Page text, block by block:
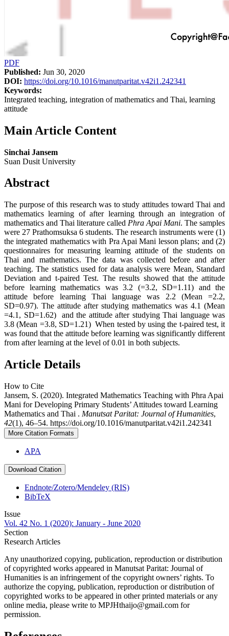
PDF
Published: Jun 30, 2020
DOI: https://doi.org/10.1016/manutparitat.v42i1.242341
Keywords:
Integrated teaching, integration of mathematics and Thai, learning
attitude
Main Article Content
Sinchai Jansem
Suan Dusit University
Abstract
The purpose of this research was to study attitudes toward Thai and
mathematics learning of after learning through an integration of
mathematics and Thai literature called Phra Apai Mani. The samples
were 27 Prathomsuksa 6 students. The research instruments were (1)
the integrated mathematics with Pra Apai Mani lesson plans; and (2)
questionnaires for measuring learning attitude of the students on
Thai and mathematics. The data was collected before and after
teaching. The statistics used for data analysis were Mean, Standard
Deviation and t-paired Test. The results showed that the attitude
before learning mathematics was 3.2 (=3.2, SD=1.11) and the
attitude before learning Thai language was 2.2 (Mean =2.2,
SD=0.97). The attitude after studying mathematics was 4.1 (Mean
=4.1, SD=1.62) and the attitude after studying Thai language was
3.8 (Mean =3.8, SD=1.21) When tested by using the t-paired test, it
was found that the attitude before learning was significantly different
from after learning at the level of 0.01 in both subjects.
Article Details
How to Cite
Jansem, S. (2020). Integrated Mathematics Teaching with Phra Apai
Mani for Developing Primary Students’ Attitudes toward Learning
Mathematics and Thai . Manutsat Paritat: Journal of Humanities,
42(1), 46–54. https://doi.org/10.1016/manutparitat.v42i1.242341
More Citation Formats
APA
Download Citation
Endnote/Zotero/Mendeley (RIS)
BibTeX
Issue
Vol. 42 No. 1 (2020): January - June 2020
Section
Research Articles
Any unauthorized copying, publication, reproduction or distribution
of copyrighted works appeared in Manutsat Paritat: Journal of
Humanities is an infringement of the copyright owners’ rights. To
authorize the copying, publication, reproduction or distribution of
copyrighted works to be appeared in other printed materials or any
online media, please write to MPJHthaijo@gmail.com for
permission.